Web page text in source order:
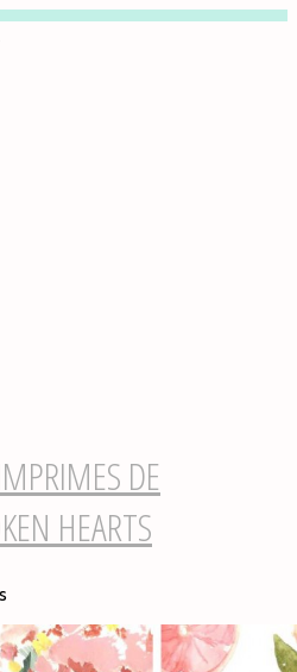
DE
HEARTS